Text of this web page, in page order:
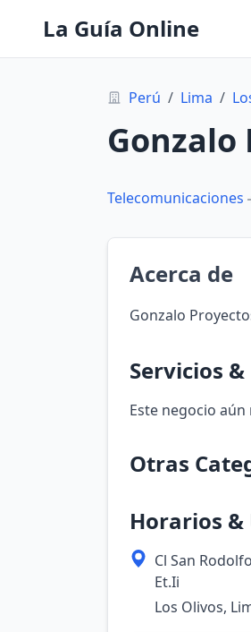
La Guía Online
Perú / Lima /
Gonzalo
Telecomunicaciones
Acerca de
Gonzalo
Servicios
Este negocio
Otras
Horarios &
Cl San
Et.Ii
Los Olivos,